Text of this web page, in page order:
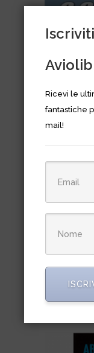
Italian,
Ricevi le
fantastiche
mail!